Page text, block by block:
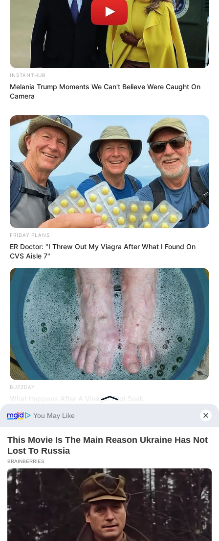
INSTANTHUB
Melania Trump Moments We Can't Believe Were Caught On
Camera
FRIDAY PLANS
ER Doctor: "I Threw Out My Viagra After What I Found On
CVS Aisle 7"
BUZZDAY
What Happens After A Vinegar Foot Soak
BUZZDAY